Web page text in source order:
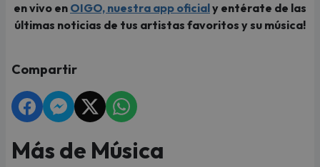
en vivo en OIGO, nuestra app oficialy entérate de las
últimas noticias de tus artistas favoritos y su música!
Compartir
Más de Música